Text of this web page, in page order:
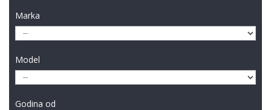
Marka
Model
Godina od